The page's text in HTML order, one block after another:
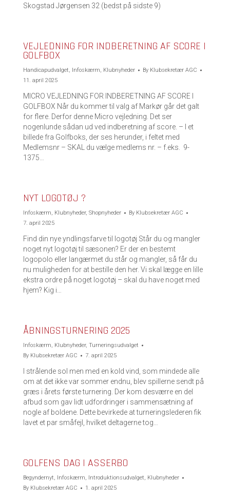
Skogstad Jørgensen 32 (bedst på sidste 9)
VEJLEDNING FOR INDBERETNING AF SCORE I
GOLFBOX
Handicapudvalget, Infoskærm, Klubnyheder By Klubsekretær AGC
11. april 2025
MICRO VEJLEDNING FOR INDBERETNING AF SCORE I
GOLFBOX Når du kommer til valg af Markør går det galt
for flere. Derfor denne Micro vejledning. Det ser
nogenlunde sådan ud ved indberetning af score. – I et
billede fra Golfboks, der ses herunder, i feltet med
Medlemsnr – SKAL du vælge medlems nr. – f.eks. 9-
1375…
NYT LOGOTØJ ?
Infoskærm, Klubnyheder, Shopnyheder By Klubsekretær AGC
7. april 2025
Find din nye yndlingsfarve til logotøj Står du og mangler
noget nyt logotøj til sæsonen? Er der en bestemt
logopolo eller langærmet du står og mangler, så får du
nu muligheden for at bestille den her. Vi skal lægge en lille
ekstra ordre på noget logotøj – skal du have noget med
hjem? Kig i…
ÅBNINGSTURNERING 2025
Infoskærm, Klubnyheder, Turneringsudvalget
By Klubsekretær AGC 7. april 2025
I strålende sol men med en kold vind, som mindede alle
om at det ikke var sommer endnu, blev spillerne sendt på
græs i årets første turnering. Der kom desværre en del
afbud som gav lidt udfordringer i sammensætning af
nogle af boldene. Dette bevirkede at turneringslederen fik
lavet et par småfejl, hvilket deltagerne tog…
GOLFENS DAG I ASSERBO
Begyndernyt, Infoskærm, Introduktionsudvalget, Klubnyheder
By Klubsekretær AGC 1. april 2025